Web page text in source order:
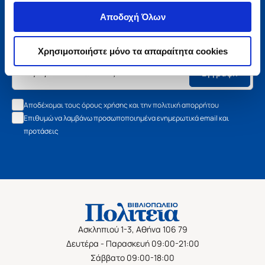
Αποδοχή Όλων
Χρησιμοποιήστε μόνο τα απαραίτητα cookies
Μάθετε τα νέα της Πολιτείας
Εγγραφείτε στο newsletter μας και μάθετε πρώτοι όλα τα
νέα βιβλία, τις εξαιρετικές τιμές και τις εκδηλώσεις μας.
Εγγραφή
Αποδέχομαι τους όρους χρήσης και την πολιτική απορρήτου
Επιθυμώ να λαμβάνω προσωποποιημένα ενημερωτικά email και
προτάσεις
Ασκληπιού 1-3, Αθήνα 106 79
Δευτέρα - Παρασκευή 09:00-21:00
Σάββατο 09:00-18:00